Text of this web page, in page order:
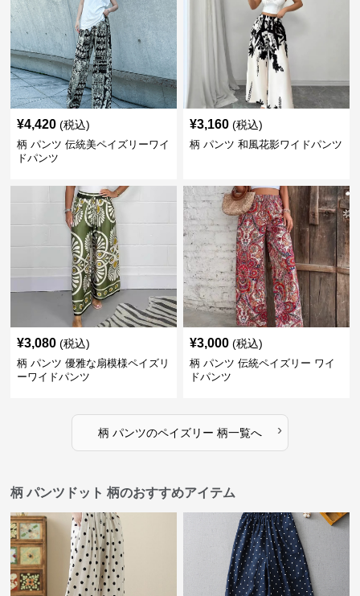
¥4,420 (税込)
柄 パンツ 伝統美ペイズリーワイ
ドパンツ
¥3,160 (税込)
柄 パンツ 和風花影ワイドパンツ
¥3,080 (税込)
柄 パンツ 優雅な扇模様ペイズリ
ーワイドパンツ
¥3,000 (税込)
柄 パンツ 伝統ペイズリー ワイ
ドパンツ
柄 パンツのペイズリー 柄一覧へ ›
柄 パンツドット 柄のおすすめアイテム